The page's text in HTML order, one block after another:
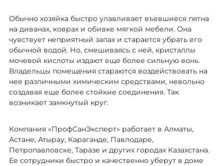
Обычно хозяйка быстро улавливает въевшиеся пятна
на диванах, коврах и обивке мягкой мебели. Она
чувствует неприятный запах и старается убрать его
обычной водой. Но, смешиваясь с ней, кристаллы
мочевой кислоты издают еще более сильную вонь.
Владельцы помещения стараются воздействовать на
нее различными химическим средствами, невольно
создавая еще более стойкие соединения. Так
возникает замкнутый круг.
Компания «ПрофСанЭксперт» работает в Алматы,
Астане, Атырау, Караганде, Павлодаре,
Петропавловске, Таразе и других городах Казахстана.
Ее сотрудники быстро и качественно уберут в доме